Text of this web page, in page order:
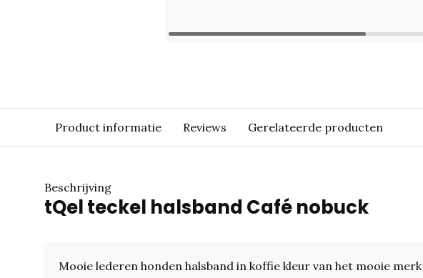
Product informatie Reviews Gerelateerde producten
Beschrijving
tQel teckel halsband Café nobuck
Mooie lederen honden halsband in koffie kleur van het mooie merk